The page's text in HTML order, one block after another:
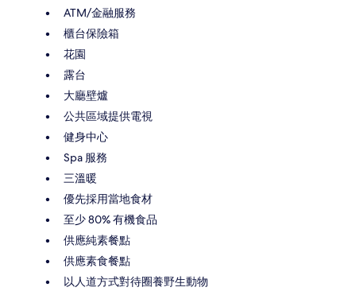
ATM/金融服務
櫃台保險箱
花園
露台
大廳壁爐
公共區域提供電視
健身中心
Spa 服務
三溫暖
優先採用當地食材
至少 80% 有機食品
供應純素餐點
供應素食餐點
以人道方式對待圈養野生動物